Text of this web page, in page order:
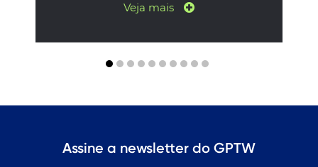
Veja mais
Assine a newsletter do GPTW